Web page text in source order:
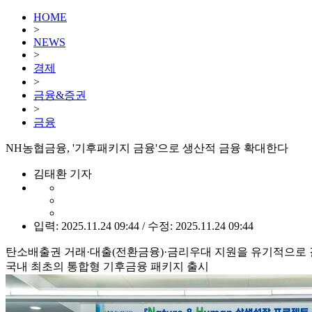
HOME
>
NEWS
>
경제
>
금융&증권
>
금융
NH농협금융, '기후패키지 금융'으로 생산적 금융 확대한다
김태환 기자
입력: 2025.11.24 09:44 / 수정: 2025.11.24 09:44
탄소배출권 거래·대출(전환금융)·금리우대 지원을 유기적으로
국내 최초의 통합형 기후금융 패키지 출시